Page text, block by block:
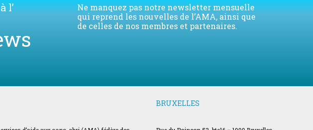
l’
Ne manquez pas notre newsletter mensuelle
qui reprend les nouvelles de l’AMA, ainsi que
de celles de nos membres et partenaires.
BRUXELLES